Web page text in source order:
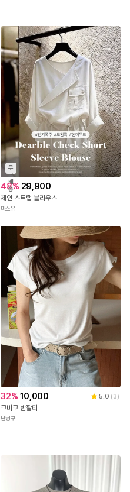
무
료
배
송
48% 29,900
제인 스트랩 블라우스
미스유
32% 10,000 5.0 (3)
크비코 반팔티
난닝구